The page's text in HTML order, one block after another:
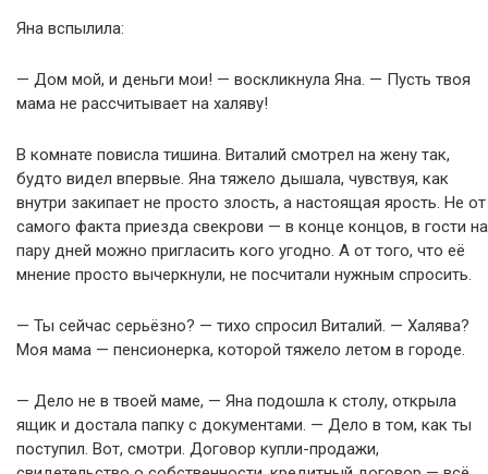
Яна вспылила:
— Дом мой, и деньги мои! — воскликнула Яна. — Пусть твоя
мама не рассчитывает на халяву!
В комнате повисла тишина. Виталий смотрел на жену так,
будто видел впервые. Яна тяжело дышала, чувствуя, как
внутри закипает не просто злость, а настоящая ярость. Не от
самого факта приезда свекрови — в конце концов, в гости на
пару дней можно пригласить кого угодно. А от того, что её
мнение просто вычеркнули, не посчитали нужным спросить.
— Ты сейчас серьёзно? — тихо спросил Виталий. — Халява?
Моя мама — пенсионерка, которой тяжело летом в городе.
— Дело не в твоей маме, — Яна подошла к столу, открыла
ящик и достала папку с документами. — Дело в том, как ты
поступил. Вот, смотри. Договор купли-продажи,